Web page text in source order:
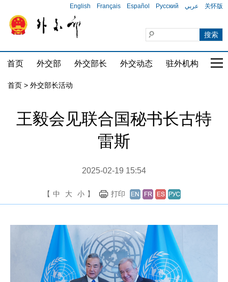
English Français Español Русский عربي 关怀版
首页 外交部 外交部长 外交动态 驻外机构 国
首页 > 外交部长活动
王毅会见联合国秘书长古特
雷斯
2025-02-19 15:54
【 中 大 小 】 打印